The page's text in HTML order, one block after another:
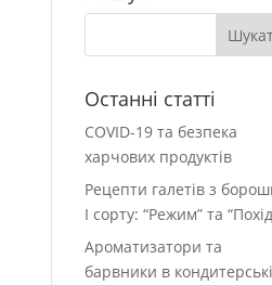
Останні статті
COVID-19 та безпека
харчових продуктів
Рецепти галетів з
І сорту: “Режим” та
Ароматизатори та
барвники в